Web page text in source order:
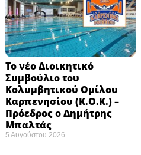
Το νέο Διοικητικό
Συμβούλιο του
Κολυμβητικού Ομίλου
Καρπενησίου (Κ.Ο.Κ.) –
Πρόεδρος ο Δημήτρης
Μπαλτάς
5 Αυγούστου 2026